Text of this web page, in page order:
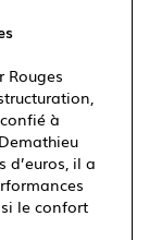
Rouges
à
d’euros, il a
le confort